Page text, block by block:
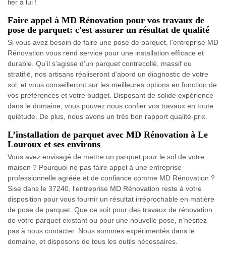
fier à lui !
Faire appel à MD Rénovation pour vos travaux de
pose de parquet: c'est assurer un résultat de qualité
Si vous avez besoin de faire une pose de parquet, l'entreprise MD
Rénovation vous rend service pour une installation efficace et
durable. Qu'il s'agisse d'un parquet contrecollé, massif ou
stratifié, nos artisans réaliseront d'abord un diagnostic de votre
sol, et vous conseilleront sur les meilleures options en fonction de
vos préférences et votre budget. Disposant de solide expérience
dans le domaine, vous pouvez nous confier vos travaux en toute
quiétude. De plus, nous avons un très bon rapport qualité-prix.
L’installation de parquet avec MD Rénovation à Le
Louroux et ses environs
Vous avez envisagé de mettre un parquet pour le sol de votre
maison ? Pourquoi ne pas faire appel à une entreprise
professionnelle agréée et de confiance comme MD Rénovation ?
Sise dans le 37240, l’entreprise MD Rénovation reste à votre
disposition pour vous fournir un résultat irréprochable en matière
de pose de parquet. Que ce soit pour des travaux de rénovation
de votre parquet existant ou pour une nouvelle pose, n’hésitez
pas à nous contacter. Nous sommes expérimentés dans le
domaine, et disposons de tous les outils nécessaires.